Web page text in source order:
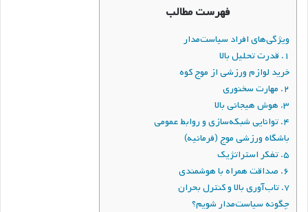
فهرست مطالب
ویژگی‌های افراد سیاست‌مدار
۱. قدرت تحلیل بالا
خرید لوازم ورزشی از موج کوه
۲. مهارت سخنوری
۳. هوش هیجانی بالا
۴. توانایی شبکه‌سازی و روابط عمومی
باشگاه ورزشی موج (فرمانیه)
۵. تفکر استراتژیک
۶. صداقت همراه با هوشمندی
۷. تاب‌آوری بالا و کنترل بحران
چگونه سیاست‌مدار شویم؟